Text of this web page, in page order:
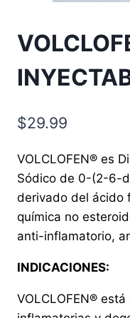
$29.99
VOLCLOFEN® es
Sódico de 0-(2-6-
derivado del ácido
química no
anti-inflamatorio,
INDICACIONES:
VOLCLOFEN®